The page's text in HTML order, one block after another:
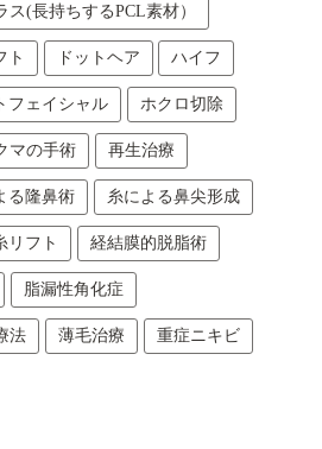
(長持ちするPCL素材）
ト ドットヘア ハイフ
フェイシャル ホクロ切除
マの手術 再生治療
る隆鼻術 糸による鼻尖形成
リフト 経結膜的脱脂術
脂漏性角化症
法 薄毛治療 重症ニキビ